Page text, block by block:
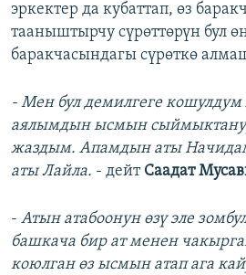
эркектер да кубаттап, өз
тааныштырчу сүрөттөрүн бул
баракчасындагы сүрөткө
- Мен бул демилгеге
аялымдын ысмын
жаздым. Апамдын аты
аты Лайла. - дейт Саадат
- Атын атабоонун өзү эле
башкача бир ат менен
коюлган өз ысмын атап ага